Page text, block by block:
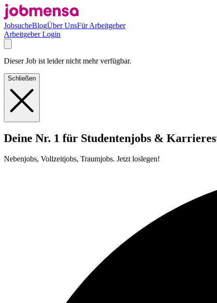
JobsucheBlogÜber UnsFür Arbeitgeber
Arbeitgeber Login
Dieser Job ist leider nicht mehr verfügbar.
Schließen
Deine Nr. 1 für Studentenjobs &
Nebenjobs, Vollzeitjobs, Traumjobs. Jetzt loslegen!